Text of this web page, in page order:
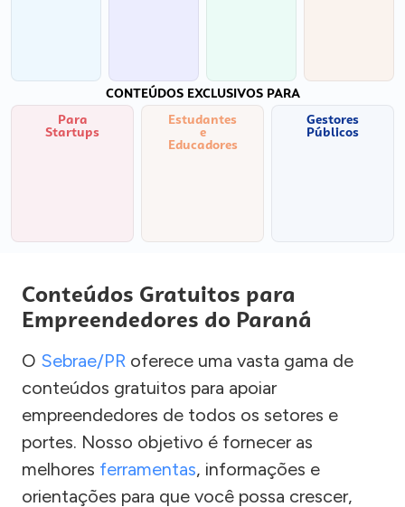
CONTEÚDOS EXCLUSIVOS PARA
Para
Startups
Estudantes
e
Educadores
Gestores
Públicos
Conteúdos Gratuitos para
Empreendedores do Paraná
O Sebrae/PR oferece uma vasta gama de
conteúdos gratuitos para apoiar
empreendedores de todos os setores e
portes. Nosso objetivo é fornecer as
melhores ferramentas, informações e
orientações para que você possa crescer,